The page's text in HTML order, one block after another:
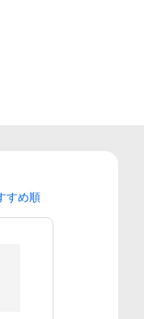
すめ順